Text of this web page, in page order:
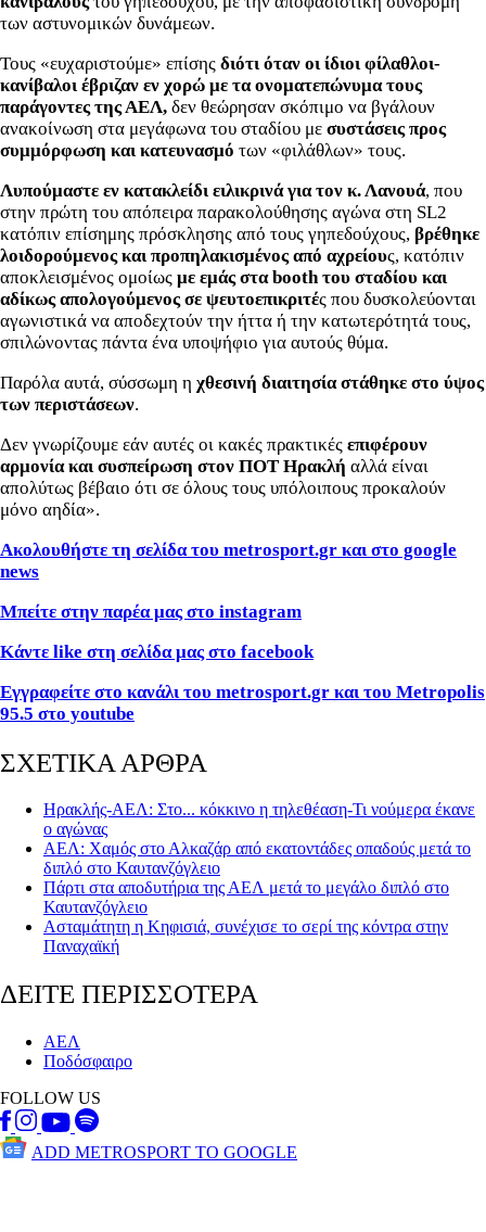
των αστυνομικών δυνάμεων.
Τους «ευχαριστούμε» επίσης διότι όταν οι ίδιοι φίλαθλοι-
κανίβαλοι έβριζαν εν χορώ με τα ονοματεπώνυμα τους
παράγοντες της ΑΕΛ, δεν θεώρησαν σκόπιμο να βγάλουν
ανακοίνωση στα μεγάφωνα του σταδίου με συστάσεις προς
συμμόρφωση και κατευνασμό των «φιλάθλων» τους.
Λυπούμαστε εν κατακλείδι ειλικρινά για τον κ. Λανουά, που
στην πρώτη του απόπειρα παρακολούθησης αγώνα στη SL2
κατόπιν επίσημης πρόσκλησης από τους γηπεδούχους, βρέθηκε
λοιδορούμενος και προπηλακισμένος από αχρείους, κατόπιν
αποκλεισμένος ομοίως με εμάς στα booth του σταδίου και
αδίκως απολογούμενος σε ψευτοεπικριτές που δυσκολεύονται
αγωνιστικά να αποδεχτούν την ήττα ή την κατωτερότητά τους,
σπιλώνοντας πάντα ένα υποψήφιο για αυτούς θύμα.
Παρόλα αυτά, σύσσωμη η χθεσινή διαιτησία στάθηκε στο ύψος
των περιστάσεων.
Δεν γνωρίζουμε εάν αυτές οι κακές πρακτικές επιφέρουν
αρμονία και συσπείρωση στον ΠΟΤ Ηρακλή αλλά είναι
απολύτως βέβαιο ότι σε όλους τους υπόλοιπους προκαλούν
μόνο αηδία».
Ακολουθήστε τη σελίδα του metrosport.gr και στο google
news
Μπείτε στην παρέα μας στο instagram
Κάντε like στη σελίδα μας στο facebook
Εγγραφείτε στο κανάλι του metrosport.gr και του Metropolis
95.5 στο youtube
ΣΧΕΤΙΚΑ ΑΡΘΡΑ
Ηρακλής-ΑΕΛ: Στο... κόκκινο η τηλεθέαση-Τι νούμερα έκανε
ο αγώνας
ΑΕΛ: Χαμός στο Αλκαζάρ από εκατοντάδες οπαδούς μετά το
διπλό στο Καυτανζόγλειο
Πάρτι στα αποδυτήρια της ΑΕΛ μετά το μεγάλο διπλό στο
Καυτανζόγλειο
Ασταμάτητη η Κηφισιά, συνέχισε το σερί της κόντρα στην
Παναχαϊκή
ΔΕΙΤΕ ΠΕΡΙΣΣΟΤΕΡΑ
ΑΕΛ
Ποδόσφαιρο
FOLLOW US
ADD METROSPORT TO GOOGLE